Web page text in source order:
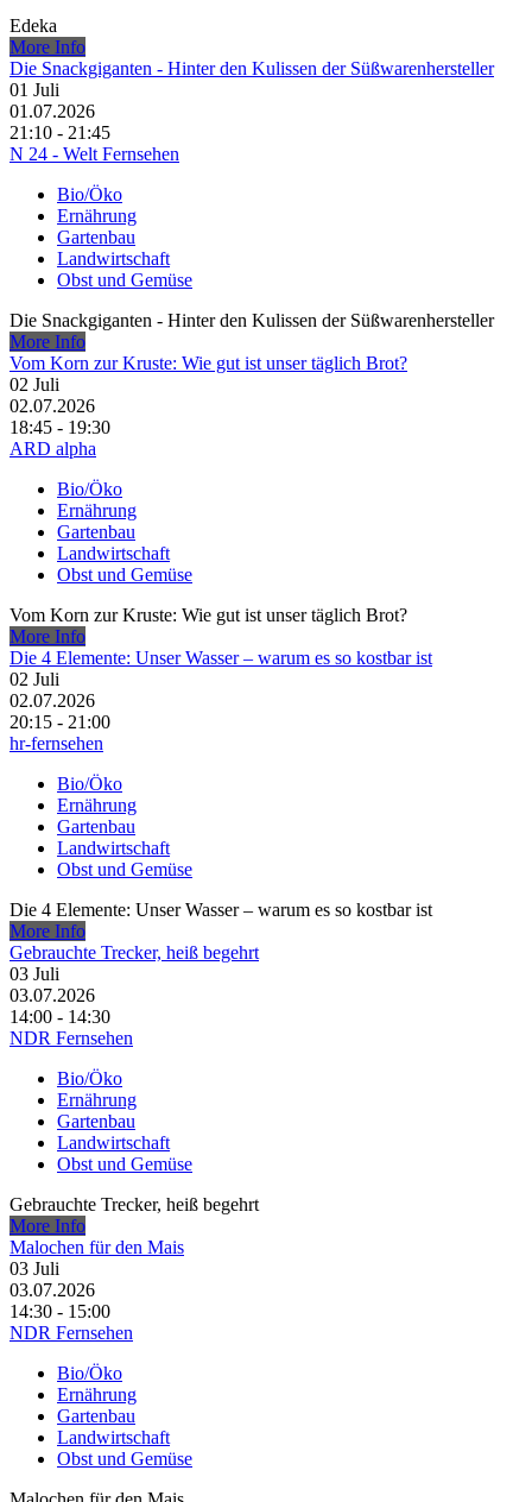
Edeka
More Info
Die Snackgiganten - Hinter den Kulissen der Süßwarenhersteller
01 Juli
01.07.2026
21:10 - 21:45
N 24 - Welt Fernsehen
Bio/Öko
Ernährung
Gartenbau
Landwirtschaft
Obst und Gemüse
Die Snackgiganten - Hinter den Kulissen der Süßwarenhersteller
More Info
Vom Korn zur Kruste: Wie gut ist unser täglich Brot?
02 Juli
02.07.2026
18:45 - 19:30
ARD alpha
Bio/Öko
Ernährung
Gartenbau
Landwirtschaft
Obst und Gemüse
Vom Korn zur Kruste: Wie gut ist unser täglich Brot?
More Info
Die 4 Elemente: Unser Wasser – warum es so kostbar ist
02 Juli
02.07.2026
20:15 - 21:00
hr-fernsehen
Bio/Öko
Ernährung
Gartenbau
Landwirtschaft
Obst und Gemüse
Die 4 Elemente: Unser Wasser – warum es so kostbar ist
More Info
Gebrauchte Trecker, heiß begehrt
03 Juli
03.07.2026
14:00 - 14:30
NDR Fernsehen
Bio/Öko
Ernährung
Gartenbau
Landwirtschaft
Obst und Gemüse
Gebrauchte Trecker, heiß begehrt
More Info
Malochen für den Mais
03 Juli
03.07.2026
14:30 - 15:00
NDR Fernsehen
Bio/Öko
Ernährung
Gartenbau
Landwirtschaft
Obst und Gemüse